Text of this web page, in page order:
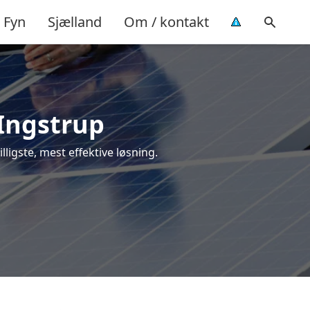
Fyn Sjælland Om / kontakt
mest effektive løsning.